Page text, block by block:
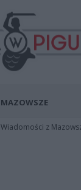
MAZOWSZE
Wiadomości z